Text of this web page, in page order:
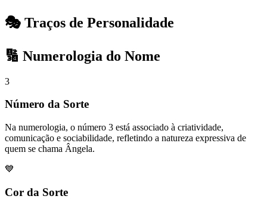
🎭 Traços de Personalidade
🔢 Numerologia do Nome
3
Número da Sorte
Na numerologia, o número 3 está associado à criatividade,
comunicação e sociabilidade, refletindo a natureza expressiva de
quem se chama Ângela.
💙
Cor da Sorte